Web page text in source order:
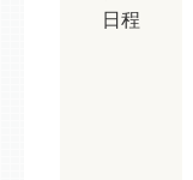
日程